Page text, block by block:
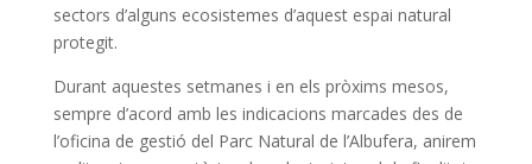
sectors d’alguns ecosistemes d’aquest espai natural
protegit.
Durant aquestes setmanes i en els pròxims mesos,
sempre d’acord amb les indicacions marcades des de
l’oficina de gestió del Parc Natural de l’Albufera, anirem